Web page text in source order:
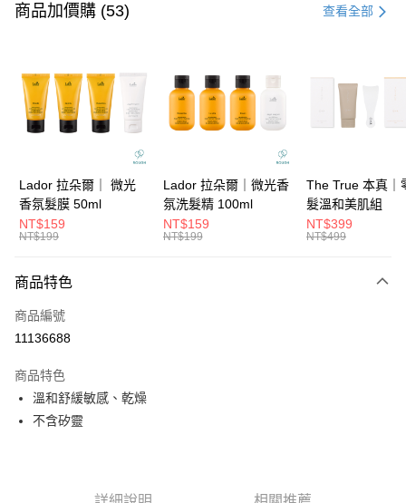
信用卡一次付款
3 期 0 利率 每期NT$266
合作金庫商業銀行
第一商業銀行
華南商業銀行
彰化商業銀行
兆豐國際商業銀行
臺灣中小企業銀行
台中商業銀行
匯豐（台灣）商業銀行
華泰商業銀行
聯邦商業銀行
元大商業銀行
台灣樂天信用卡公司
6 期 0 利率 每期 NT$133 21家銀行
合作金庫商業銀行
第一商業銀行
台北富邦商業銀行
國泰世華商業銀行
兆豐國際商業銀行
臺灣中小企業銀行
台中商業銀行
匯豐（台灣）商業銀行
聯邦商業銀行
玉山商業銀行
台灣樂天信用卡公司
超商取貨付款
Apple Pay
街口支付
相關說明
【大哥付你分期使用說明】
2.付款方式選擇「大哥付你分期」，訂單成立後會自動跳轉到大哥付的交易
流程，驗證手機門號後，選擇欲分期的期數、繳款截止日，確認付款後即完
成交易。
3.實際核准額度、可分期數及費用金額請依後續交易確認頁面所載為準。
運送方式
全家取貨付款
商品加價購 (53) 查看全部
Lador 拉朵爾｜ 微光
香氛髮膜 50ml
NT$159
NT$199
Lador 拉朵爾｜微光香
氛洗髮精 100ml
NT$159
NT$199
The True 本真｜
髮溫和美肌組
NT$399
NT$499
商品特色
商品編號
11136688
商品特色
溫和舒緩敏感、乾燥
不含矽靈